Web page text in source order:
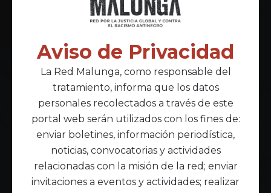
Aviso de Privacidad
La Red Malunga, como responsable del
tratamiento, informa que los datos
personales recolectados a través de este
portal web serán utilizados con los fines de:
enviar boletines, información periodística,
noticias, convocatorias y actividades
relacionadas con la misión de la red; enviar
invitaciones a eventos y actividades; realizar